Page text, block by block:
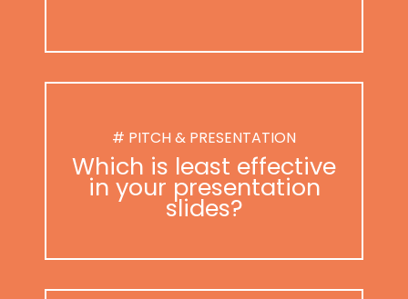
# PITCH & PRESENTATION
Which is least effective
in your presentation
slides?